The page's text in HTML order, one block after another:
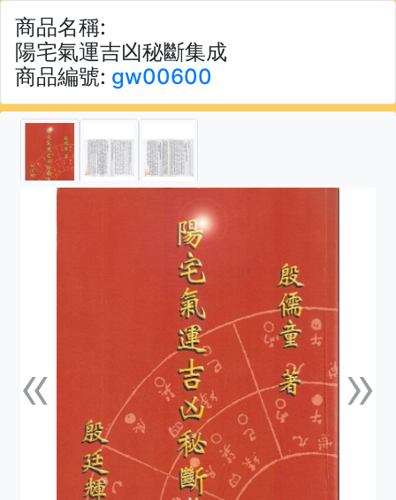
商品名稱:
陽宅氣運吉凶秘斷集成
商品編號: gw00600
«上一張 »下一